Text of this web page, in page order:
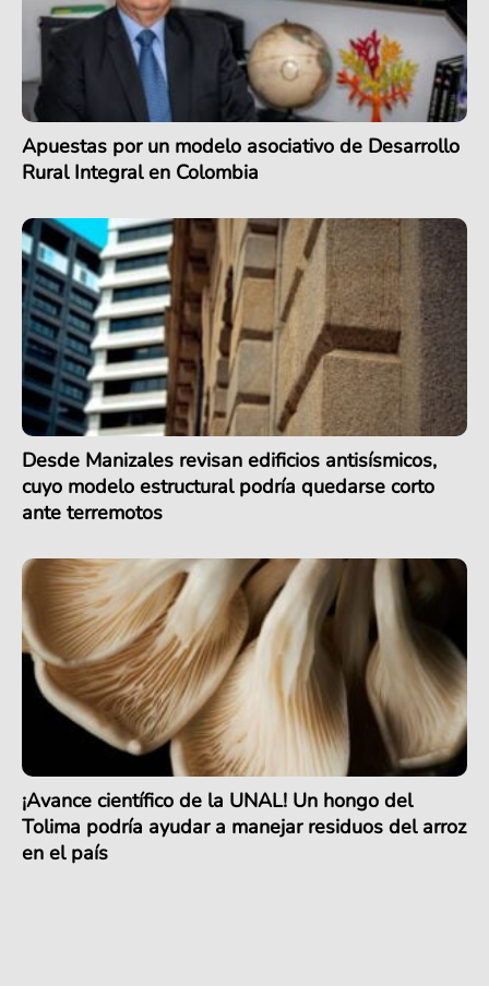
Apuestas por un modelo asociativo de Desarrollo
Rural Integral en Colombia
Desde Manizales revisan edificios antisísmicos,
cuyo modelo estructural podría quedarse corto
ante terremotos
¡Avance científico de la UNAL! Un hongo del
Tolima podría ayudar a manejar residuos del arroz
en el país